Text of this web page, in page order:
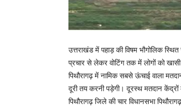
उत्तराखंड में पहाड़ की विषम भौगोलिक
प्रचार से लेकर वोटिंग तक में लोगों को
पिथौरागढ़ में नामिक सबसे ऊंचाई वाला
दूरी तय करनी पड़ेगी। दूरस्थ मतदान केंद्रों
पिथौरागढ़ जिले की चार विधानसभा